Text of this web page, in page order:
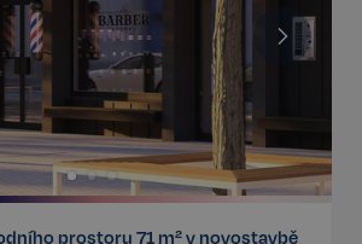
prostoru 71 m² v novostavbě
umožňuje základní funkce
jako je přihlášení uživatele a
této kategorie nelze webové
používat. Tato kategorie je vždy
také uložení, která jsou
zajištění bezpečného provozu našich
Poskytovatel /